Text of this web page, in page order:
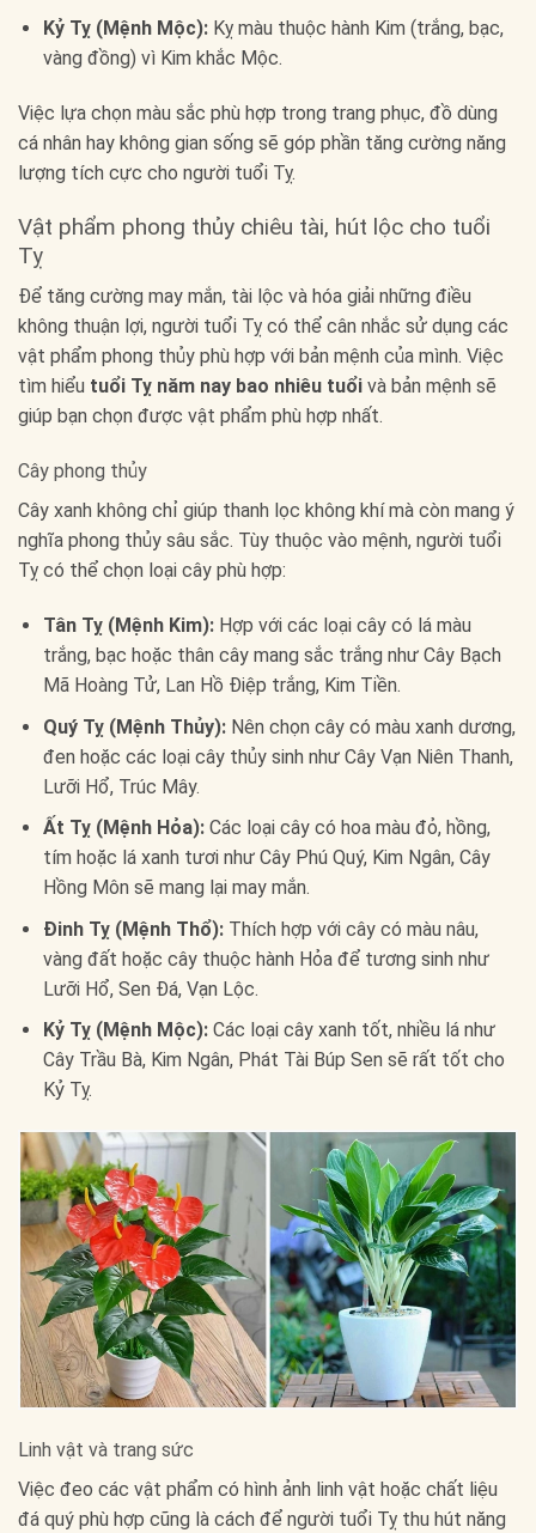
Kỷ Tỵ (Mệnh Mộc):Kỵ màu thuộc hành Kim (trắng, bạc,
vàng đồng) vì Kim khắc Mộc.
Việc lựa chọn màu sắc phù hợp trong trang phục, đồ dùng
cá nhân hay không gian sống sẽ góp phần tăng cường năng
lượng tích cực cho người tuổi Tỵ.
Vật phẩm phong thủy chiêu tài, hút lộc cho tuổi
Tỵ
Để tăng cường may mắn, tài lộc và hóa giải những điều
không thuận lợi, người tuổi Tỵ có thể cân nhắc sử dụng các
vật phẩm phong thủy phù hợp với bản mệnh của mình. Việc
tìm hiểu tuổi Tỵ năm nay bao nhiêu tuổi và bản mệnh sẽ
giúp bạn chọn được vật phẩm phù hợp nhất.
Cây phong thủy
Cây xanh không chỉ giúp thanh lọc không khí mà còn mang ý
nghĩa phong thủy sâu sắc. Tùy thuộc vào mệnh, người tuổi
Tỵ có thể chọn loại cây phù hợp:
Tân Tỵ (Mệnh Kim):Hợp với các loại cây có lá màu
trắng, bạc hoặc thân cây mang sắc trắng như Cây Bạch
Mã Hoàng Tử, Lan Hồ Điệp trắng, Kim Tiền.
Quý Tỵ (Mệnh Thủy):Nên chọn cây có màu xanh dương,
đen hoặc các loại cây thủy sinh như Cây Vạn Niên Thanh,
Lưỡi Hổ, Trúc Mây.
Ất Tỵ (Mệnh Hỏa):Các loại cây có hoa màu đỏ, hồng,
tím hoặc lá xanh tươi như Cây Phú Quý, Kim Ngân, Cây
Hồng Môn sẽ mang lại may mắn.
Đinh Tỵ (Mệnh Thổ):Thích hợp với cây có màu nâu,
vàng đất hoặc cây thuộc hành Hỏa để tương sinh như
Lưỡi Hổ, Sen Đá, Vạn Lộc.
Kỷ Tỵ (Mệnh Mộc):Các loại cây xanh tốt, nhiều lá như
Cây Trầu Bà, Kim Ngân, Phát Tài Búp Sen sẽ rất tốt cho
Kỷ Tỵ.
Linh vật và trang sức
Việc đeo các vật phẩm có hình ảnh linh vật hoặc chất liệu
đá quý phù hợp cũng là cách để người tuổi Tỵ thu hút năng